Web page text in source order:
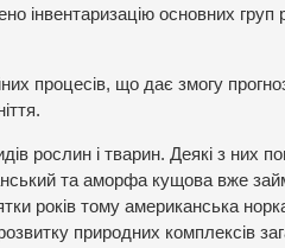
інвентаризацію основних груп
процесів, що дає змогу
рослин і тварин. Деякі з них
та аморфа кущова вже
років тому американська
природних комплексів